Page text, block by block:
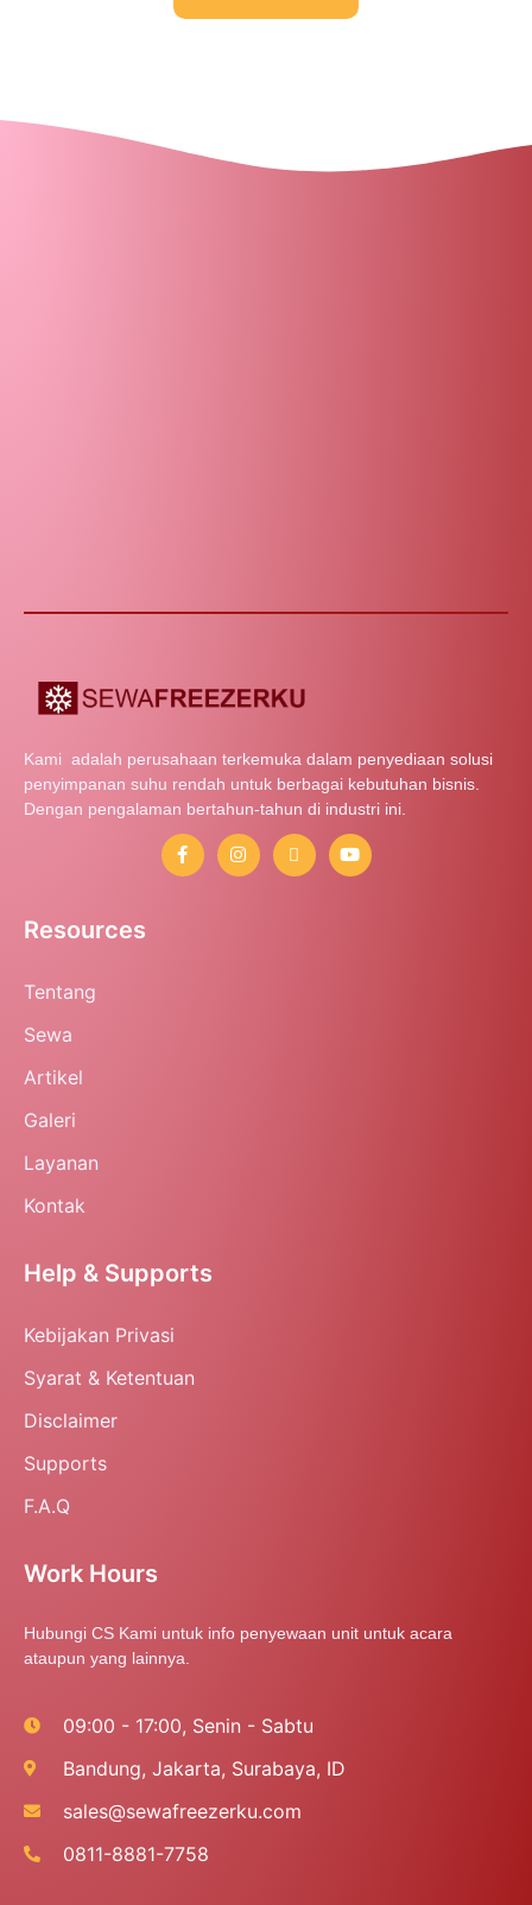
Kami adalah perusahaan terkemuka dalam penyediaan solusi
penyimpanan suhu rendah untuk berbagai kebutuhan bisnis.
Dengan pengalaman bertahun-tahun di industri ini.
Resources
Tentang
Sewa
Artikel
Galeri
Layanan
Kontak
Help & Supports
Kebijakan Privasi
Syarat & Ketentuan
Disclaimer
Supports
F.A.Q
Work Hours
Hubungi CS Kami untuk info penyewaan unit untuk acara
ataupun yang lainnya.
09:00 - 17:00, Senin - Sabtu
Bandung, Jakarta, Surabaya, ID
sales@sewafreezerku.com
0811-8881-7758